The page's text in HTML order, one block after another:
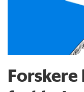
Forskere